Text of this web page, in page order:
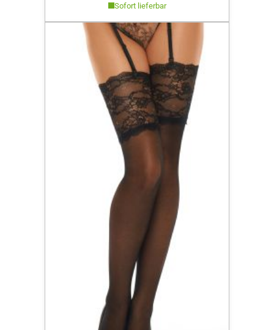
Sofort lieferbar